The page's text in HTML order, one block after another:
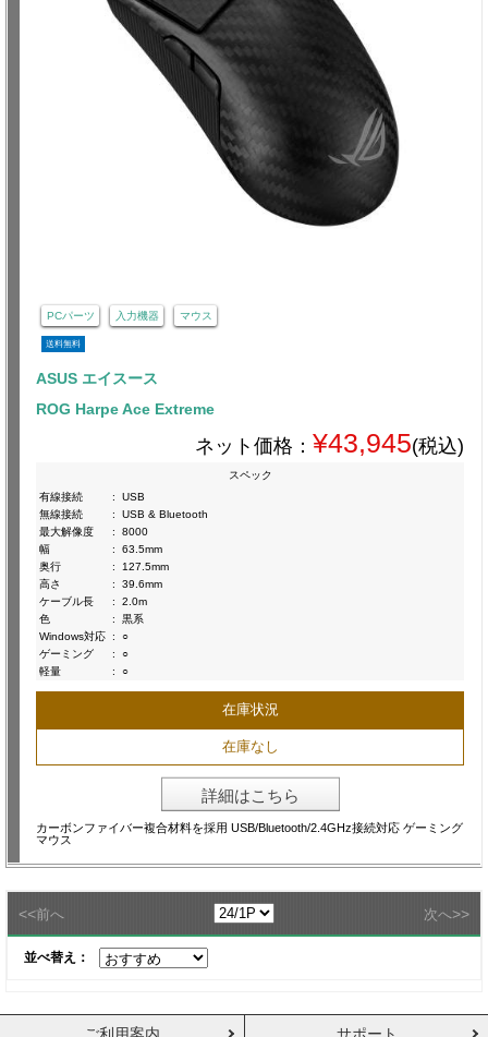
PCパーツ 入力機器 マウス
送料無料
ASUS エイスース
ROG Harpe Ace Extreme
ネット価格： ¥43,945(税込)
スペック
有線接続
:
USB
無線接続
:
USB & Bluetooth
最大解像度
:
8000
幅
:
63.5mm
奥行
:
127.5mm
高さ
:
39.6mm
ケーブル長
:
2.0m
色
:
黒系
Windows対応 :
○
ゲーミング
:
○
軽量
: ○
在庫状況
在庫なし
詳細はこちら
カーボンファイバー複合材料を採用 USB/Bluetooth/2.4GHz接続対応 ゲーミング
マウス
<<前へ 次へ>>
並べ替え：